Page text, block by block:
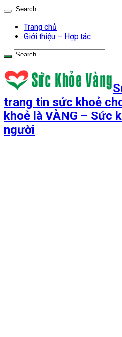
Trang chủ
Giới thiệu – Hợp tác
trang tin sức khoẻ
khoẻ là VÀNG – Sức
người